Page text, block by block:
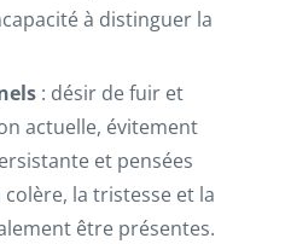
à distinguer la
: désir de fuir et
actuelle, évitement
et pensées
la tristesse et la
être présentes.